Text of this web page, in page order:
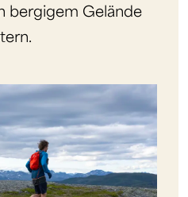
bergigem Gelände